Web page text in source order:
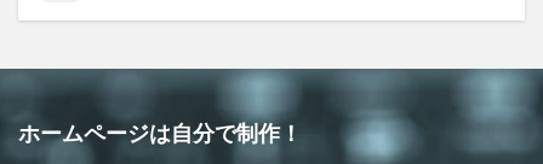
ホームページは自分で制作！